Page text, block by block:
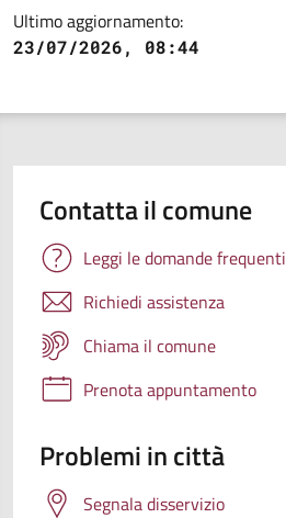
Ultimo aggiornamento:
23/07/2026, 08:44
Contatta il comune
Leggi le domande frequenti
Richiedi assistenza
Chiama il comune
Prenota appuntamento
Problemi in città
Segnala disservizio